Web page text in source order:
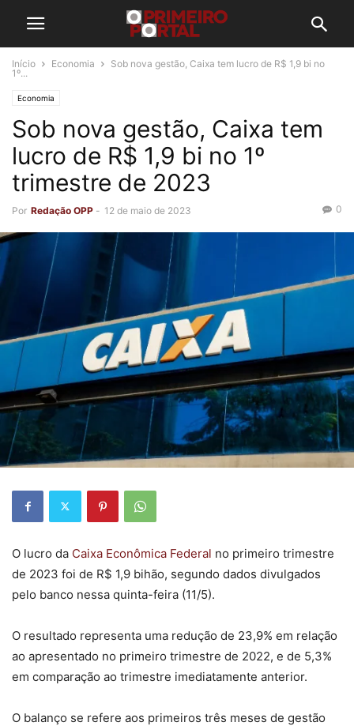
Início Economia
Sob nova gestão, Caixa tem lucro de R$ 1,9 bi no
1º...
Economia
Sob nova gestão, Caixa tem
lucro de R$ 1,9 bi no 1º
trimestre de 2023
Por Redação OPP - 12 de maio de 2023 0
O lucro da Caixa Econômica Federal no primeiro trimestre
de 2023 foi de R$ 1,9 bihão, segundo dados divulgados
pelo banco nessa quinta-feira (11/5).
O resultado representa uma redução de 23,9% em relação
ao apresentado no primeiro trimestre de 2022, e de 5,3%
em comparação ao trimestre imediatamente anterior.
O balanço se refere aos primeiros três meses de gestão